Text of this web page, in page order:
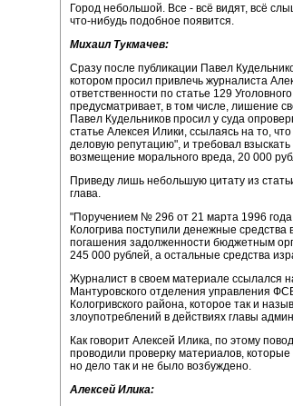
Город небольшой. Все - всё видят, всё
что-нибудь подобное появится.
Михаил Тукмачев:
Сразу после публикации Павел
котором просил привлечь журналиста
ответственности по статье 129
предусматривает, в том числе, лишение
Павел Кудельников просил у суда
статье Алексея Илики, ссылаясь на то,
деловую репутацию", и требовал взыскать
возмещение морального вреда, 20 000
Приведу лишь небольшую цитату из
глава.
"Поручением № 296 от 21 марта 1996
Кологрива поступили денежные
погашения задолженности бюджетным
245 000 рублей, а остальные средства
Журналист в своем материале ссылался
Мантуровского отделения управления
Кологривского района, которое так и
злоупотреблений в действиях главы
Как говорит Алексей Илика, по этому
проводили проверку материалов,
но дело так и не было возбуждено.
Алексей Илика: